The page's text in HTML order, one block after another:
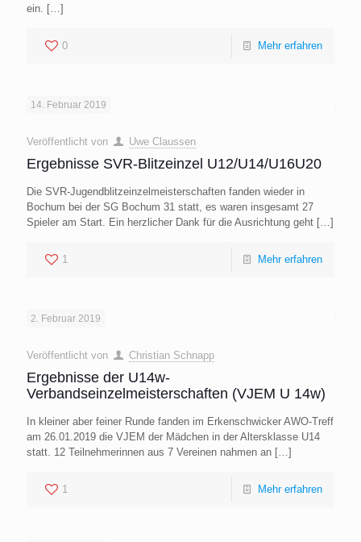
ein. […]
0 Mehr erfahren
14. Februar 2019
Veröffentlicht von Uwe Claussen
Ergebnisse SVR-Blitzeinzel U12/U14/U16U20
Die SVR-Jugendblitzeinzelmeisterschaften fanden wieder in
Bochum bei der SG Bochum 31 statt, es waren insgesamt 27
Spieler am Start. Ein herzlicher Dank für die Ausrichtung geht […]
1 Mehr erfahren
2. Februar 2019
Veröffentlicht von Christian Schnapp
Ergebnisse der U14w-
Verbandseinzelmeisterschaften (VJEM U 14w)
In kleiner aber feiner Runde fanden im Erkenschwicker AWO-Treff
am 26.01.2019 die VJEM der Mädchen in der Altersklasse U14
statt. 12 Teilnehmerinnen aus 7 Vereinen nahmen an […]
1 Mehr erfahren